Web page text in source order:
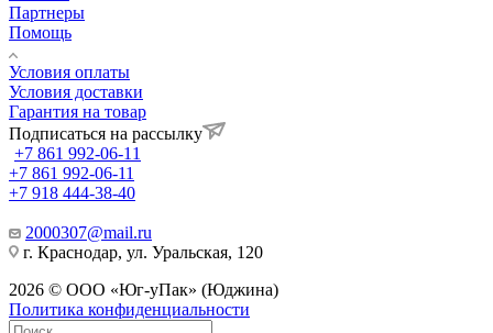
Партнеры
Помощь
Условия оплаты
Условия доставки
Гарантия на товар
Подписаться на рассылку
+7 861 992-06-11
+7 861 992-06-11
+7 918 444-38-40
2000307@mail.ru
г. Краснодар, ул. Уральская, 120
2026 © ООО «Юг-уПак» (Юджина)
Политика конфиденциальности